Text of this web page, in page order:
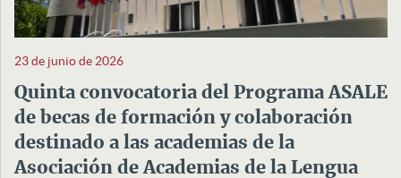
23 de junio de 2026
Quinta convocatoria del Programa ASALE
de becas de formación y colaboración
destinado a las academias de la
Asociación de Academias de la Lengua